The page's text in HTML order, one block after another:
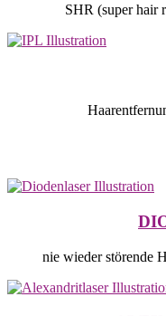
SHR (super hair
nie wieder störende